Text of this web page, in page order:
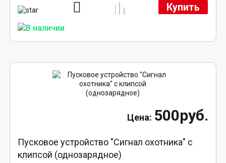
Купить
500руб.
Пусковое устройство "Сигнал охотника" с
клипсой (однозарядное)